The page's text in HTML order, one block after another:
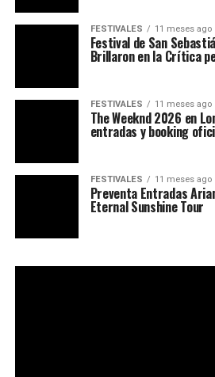
FESTIVALES 11 meses ago
Festival de San
Brillaron en la Crítica
FESTIVALES 11 meses ago
The Weeknd 2026 en
entradas y booking
FESTIVALES 11 meses ago
Preventa Entradas
Eternal Sunshine Tour